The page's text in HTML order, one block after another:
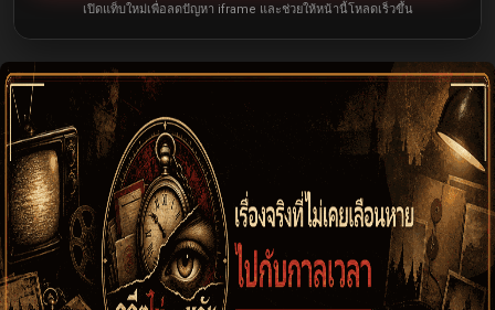
เปิดแท็บใหม่เพื่อลดปัญหา iframe และช่วยให้หน้านี้โหลดเร็วขึ้น